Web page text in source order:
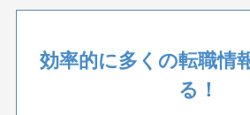
効率的に多くの転職情
る！